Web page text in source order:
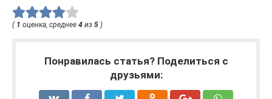
( 1 оценка, среднее 4 из 5 )
Понравилась статья? Поделиться с
друзьями: